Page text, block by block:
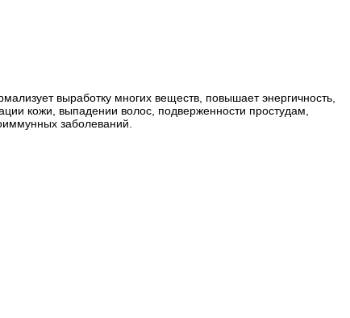
выработку многих веществ, повышает энергичность,
кожи, выпадении волос, подверженности простудам,
заболеваний.